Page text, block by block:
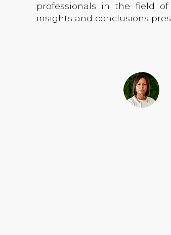
professionals in the field
insights and conclusions